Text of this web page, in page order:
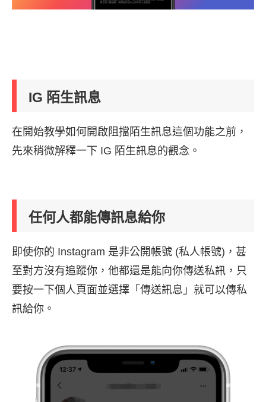
IG 陌生訊息
在開始教學如何開啟阻擋陌生訊息這個功能之前，
先來稍微解釋一下 IG 陌生訊息的觀念。
任何人都能傳訊息給你
即使你的 Instagram 是非公開帳號 (私人帳號)，甚
至對方沒有追蹤你，他都還是能向你傳送私訊，只
要按一下個人頁面並選擇「傳送訊息」就可以傳私
訊給你。